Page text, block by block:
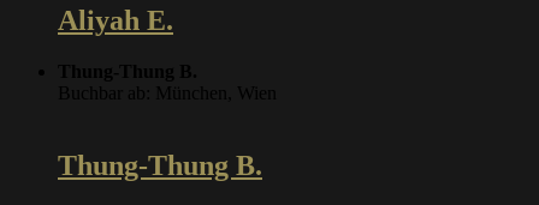
Aliyah E.
Thung-Thung B.
Buchbar ab: München, Wien
Thung-Thung B.